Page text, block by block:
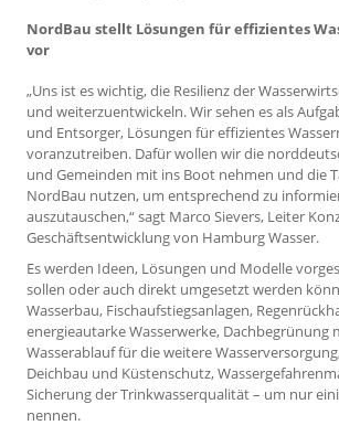
NordBau stellt Lösungen für effizientes
vor
„Uns ist es wichtig, die Resilienz der
und weiterzuentwickeln. Wir sehen es als
und Entsorger, Lösungen für effizientes
voranzutreiben. Dafür wollen wir die
und Gemeinden mit ins Boot nehmen und die
NordBau nutzen, um entsprechend zu
auszutauschen,“ sagt Marco Sievers, Leiter
Geschäftsentwicklung von Hamburg Wasser.
Es werden Ideen, Lösungen und Modelle
sollen oder auch direkt umgesetzt werden
Wasserbau, Fischaufstiegsanlagen,
energieautarke Wasserwerke, Dachbegrünung
Wasserablauf für die weitere
Deichbau und Küstenschutz,
Sicherung der Trinkwasserqualität – um nur
nennen.